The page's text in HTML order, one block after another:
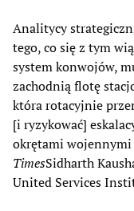
Analitycy
tego, co się z tym
system konwojów,
zachodnią flotę
która rotacyjnie
[i ryzykować]
okrętami
TimesSidharth
United Services